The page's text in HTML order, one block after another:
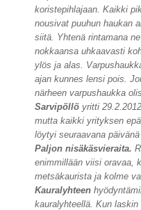
koristepihlajaan. Kaikki
nousivat puuhun haukan
siitä. Yhtenä rintamana
nokkaansa uhkaavasti
ylös ja alas.
ajan kunnes lensi pois.
närheen varpushaukka
Sarvipöllö yritti
mutta kaikki yrityksen
löytyi seuraavana päivänä
Paljon nisäkäsvieraita.
enimmillään viisi oravaa,
metsäkaurista ja kolme
Kauralyhteen
kauralyhteellä. Kun